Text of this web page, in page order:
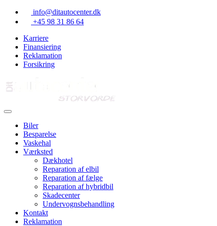
Skip
info@ditautocenter.dk
+45 98 31 86 64
Karriere
Finansiering
Reklamation
Forsikring
Biler
Besparelse
Vaskehal
Værksted
Dækhotel
Reparation af elbil
Reparation af fælge
Reparation af hybridbil
Skadecenter
Undervognsbehandling
Kontakt
Reklamation